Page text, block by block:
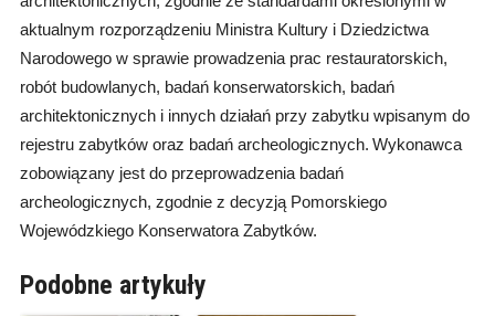
aktualnym rozporządzeniu Ministra Kultury i Dziedzictwa
Narodowego w sprawie prowadzenia prac restauratorskich,
robót budowlanych, badań konserwatorskich, badań
architektonicznych i innych działań przy zabytku wpisanym do
rejestru zabytków oraz badań archeologicznych. Wykonawca
zobowiązany jest do przeprowadzenia badań
archeologicznych, zgodnie z decyzją Pomorskiego
Wojewódzkiego Konserwatora Zabytków.
Podobne artykuły